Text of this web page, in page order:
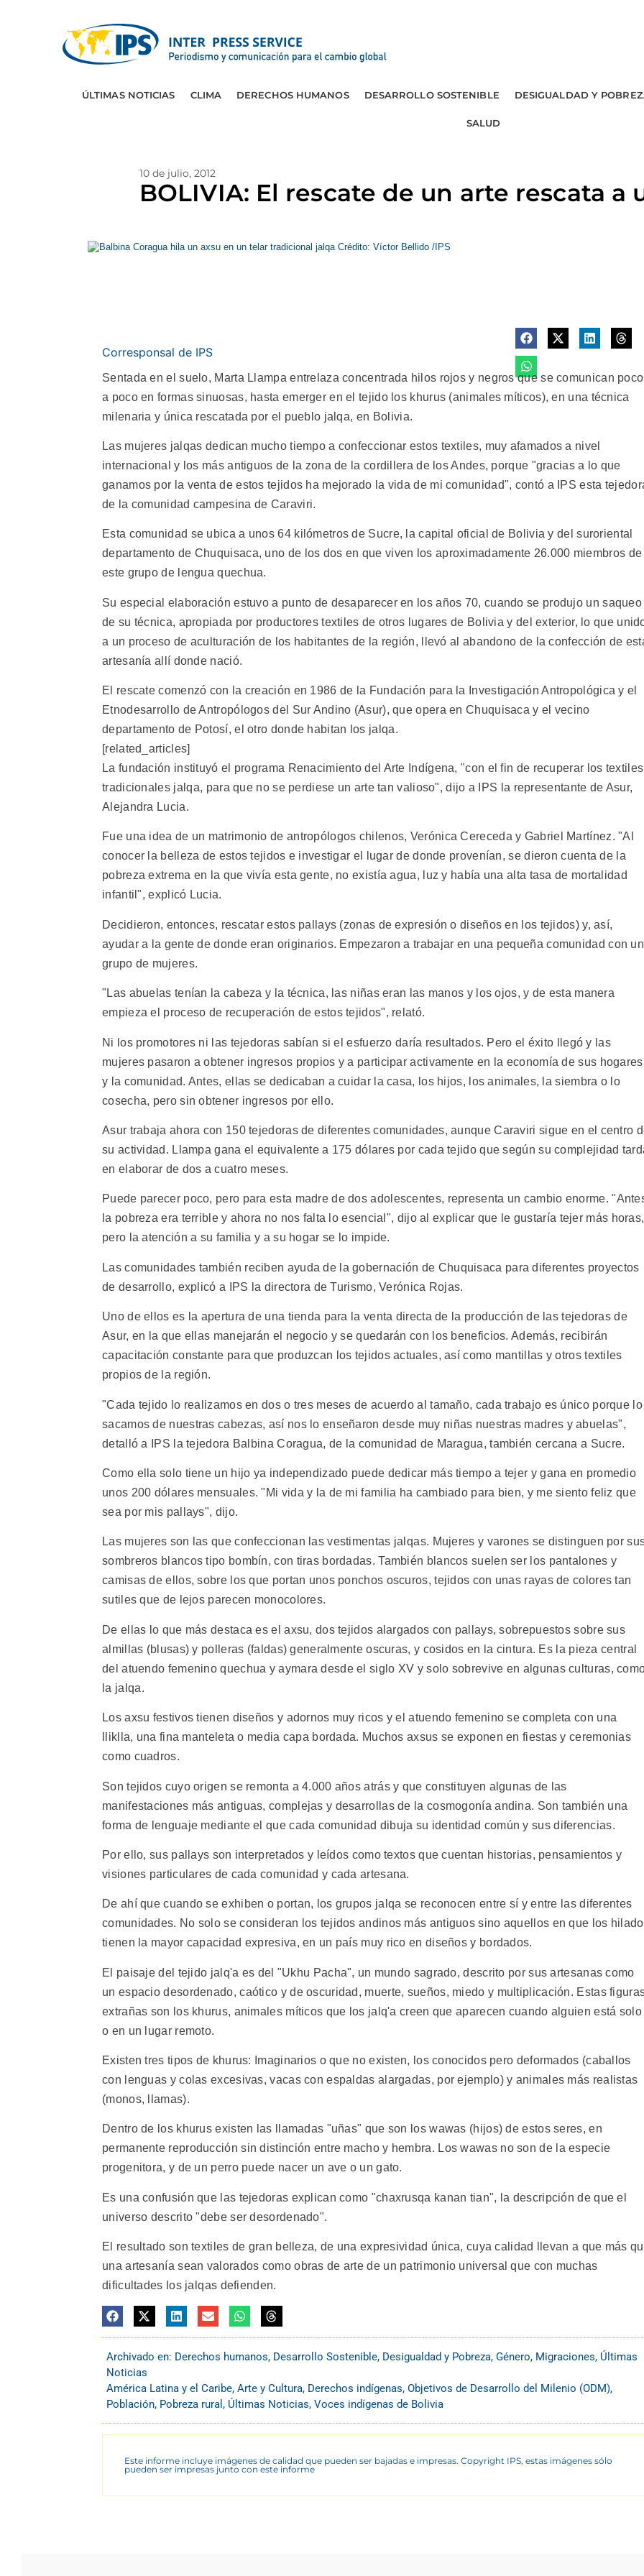
ÚLTIMAS NOTICIAS CLIMA DERECHOS HUMANOS DESARROLLO SOSTENIBLE DESIGUALDAD Y
SALUD
10 de julio, 2012
BOLIVIA: El rescate de un arte rescata a
Corresponsal de IPS
Sentada en el suelo, Marta Llampa entrelaza concentrada hilos rojos y negros que se comunican poco
a poco en formas sinuosas, hasta emerger en el tejido los khurus (animales míticos), en una técnica
milenaria y única rescatada por el pueblo jalqa, en Bolivia.
Las mujeres jalqas dedican mucho tiempo a confeccionar estos textiles, muy afamados a nivel
internacional y los más antiguos de la zona de la cordillera de los Andes, porque "gracias a lo que
ganamos por la venta de estos tejidos ha mejorado la vida de mi comunidad", contó a IPS esta
de la comunidad campesina de Caraviri.
Esta comunidad se ubica a unos 64 kilómetros de Sucre, la capital oficial de Bolivia y del suroriental
departamento de Chuquisaca, uno de los dos en que viven los aproximadamente 26.000 miembros de
este grupo de lengua quechua.
Su especial elaboración estuvo a punto de desaparecer en los años 70, cuando se produjo un saqueo
de su técnica, apropiada por productores textiles de otros lugares de Bolivia y del exterior, lo que
a un proceso de aculturación de los habitantes de la región, llevó al abandono de la confección de
artesanía allí donde nació.
El rescate comenzó con la creación en 1986 de la Fundación para la Investigación Antropológica y el
Etnodesarrollo de Antropólogos del Sur Andino (Asur), que opera en Chuquisaca y el vecino
departamento de Potosí, el otro donde habitan los jalqa.
[related_articles]
La fundación instituyó el programa Renacimiento del Arte Indígena, "con el fin de recuperar los textiles
tradicionales jalqa, para que no se perdiese un arte tan valioso", dijo a IPS la representante de Asur,
Alejandra Lucia.
Fue una idea de un matrimonio de antropólogos chilenos, Verónica Cereceda y Gabriel Martínez. "Al
conocer la belleza de estos tejidos e investigar el lugar de donde provenían, se dieron cuenta de la
pobreza extrema en la que vivía esta gente, no existía agua, luz y había una alta tasa de mortalidad
infantil", explicó Lucia.
Decidieron, entonces, rescatar estos pallays (zonas de expresión o diseños en los tejidos) y, así,
ayudar a la gente de donde eran originarios. Empezaron a trabajar en una pequeña comunidad con un
grupo de mujeres.
"Las abuelas tenían la cabeza y la técnica, las niñas eran las manos y los ojos, y de esta manera
empieza el proceso de recuperación de estos tejidos", relató.
Ni los promotores ni las tejedoras sabían si el esfuerzo daría resultados. Pero el éxito llegó y las
mujeres pasaron a obtener ingresos propios y a participar activamente en la economía de sus hogares
y la comunidad. Antes, ellas se dedicaban a cuidar la casa, los hijos, los animales, la siembra o lo
cosecha, pero sin obtener ingresos por ello.
Asur trabaja ahora con 150 tejedoras de diferentes comunidades, aunque Caraviri sigue en el centro
su actividad. Llampa gana el equivalente a 175 dólares por cada tejido que según su complejidad
en elaborar de dos a cuatro meses.
Puede parecer poco, pero para esta madre de dos adolescentes, representa un cambio enorme.
la pobreza era terrible y ahora no nos falta lo esencial", dijo al explicar que le gustaría tejer más horas,
pero la atención a su familia y a su hogar se lo impide.
Las comunidades también reciben ayuda de la gobernación de Chuquisaca para diferentes proyectos
de desarrollo, explicó a IPS la directora de Turismo, Verónica Rojas.
Uno de ellos es la apertura de una tienda para la venta directa de la producción de las tejedoras de
Asur, en la que ellas manejarán el negocio y se quedarán con los beneficios. Además, recibirán
capacitación constante para que produzcan los tejidos actuales, así como mantillas y otros textiles
propios de la región.
"Cada tejido lo realizamos en dos o tres meses de acuerdo al tamaño, cada trabajo es único porque lo
sacamos de nuestras cabezas, así nos lo enseñaron desde muy niñas nuestras madres y abuelas",
detalló a IPS la tejedora Balbina Coragua, de la comunidad de Maragua, también cercana a Sucre.
Como ella solo tiene un hijo ya independizado puede dedicar más tiempo a tejer y gana en promedio
unos 200 dólares mensuales. "Mi vida y la de mi familia ha cambiado para bien, y me siento feliz que
sea por mis pallays", dijo.
Las mujeres son las que confeccionan las vestimentas jalqas. Mujeres y varones se distinguen por
sombreros blancos tipo bombín, con tiras bordadas. También blancos suelen ser los pantalones y
camisas de ellos, sobre los que portan unos ponchos oscuros, tejidos con unas rayas de colores tan
sutiles que de lejos parecen monocolores.
De ellas lo que más destaca es el axsu, dos tejidos alargados con pallays, sobrepuestos sobre sus
almillas (blusas) y polleras (faldas) generalmente oscuras, y cosidos en la cintura. Es la pieza central
del atuendo femenino quechua y aymara desde el siglo XV y solo sobrevive en algunas culturas,
la jalqa.
Los axsu festivos tienen diseños y adornos muy ricos y el atuendo femenino se completa con una
lliklla, una fina manteleta o media capa bordada. Muchos axsus se exponen en fiestas y ceremonias
como cuadros.
Son tejidos cuyo origen se remonta a 4.000 años atrás y que constituyen algunas de las
manifestaciones más antiguas, complejas y desarrollas de la cosmogonía andina. Son también una
forma de lenguaje mediante el que cada comunidad dibuja su identidad común y sus diferencias.
Por ello, sus pallays son interpretados y leídos como textos que cuentan historias, pensamientos y
visiones particulares de cada comunidad y cada artesana.
De ahí que cuando se exhiben o portan, los grupos jalqa se reconocen entre sí y entre las diferentes
comunidades. No solo se consideran los tejidos andinos más antiguos sino aquellos en que los
tienen la mayor capacidad expresiva, en un país muy rico en diseños y bordados.
El paisaje del tejido jalq'a es del "Ukhu Pacha", un mundo sagrado, descrito por sus artesanas como
un espacio desordenado, caótico y de oscuridad, muerte, sueños, miedo y multiplicación. Estas
extrañas son los khurus, animales míticos que los jalq'a creen que aparecen cuando alguien está solo
o en un lugar remoto.
Existen tres tipos de khurus: Imaginarios o que no existen, los conocidos pero deformados (caballos
con lenguas y colas excesivas, vacas con espaldas alargadas, por ejemplo) y animales más realistas
(monos, llamas).
Dentro de los khurus existen las llamadas "uñas" que son los wawas (hijos) de estos seres, en
permanente reproducción sin distinción entre macho y hembra. Los wawas no son de la especie
progenitora, y de un perro puede nacer un ave o un gato.
Es una confusión que las tejedoras explican como "chaxrusqa kanan tian", la descripción de que el
universo descrito "debe ser desordenado".
El resultado son textiles de gran belleza, de una expresividad única, cuya calidad llevan a que más
una artesanía sean valorados como obras de arte de un patrimonio universal que con muchas
dificultades los jalqas defienden.
Archivado en: Derechos humanos, Desarrollo Sostenible, Desigualdad y Pobreza, Género, Migraciones, Últimas
Noticias
América Latina y el Caribe, Arte y Cultura, Derechos indígenas, Objetivos de Desarrollo del Milenio (ODM),
Población, Pobreza rural , Últimas Noticias, Voces indígenas de Bolivia
Este informe incluye imágenes de calidad que pueden ser bajadas e impresas. Copyright IPS, estas imágenes sólo
pueden ser impresas junto con este informe